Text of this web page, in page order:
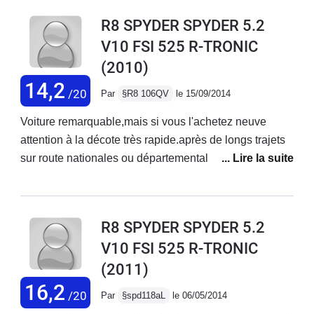
14,2 /20
R8 SPYDER SPYDER 5.2
V10 FSI 525 R-TRONIC
(2010)
Par §R8 106QV le 15/09/2014
Voiture remarquable,mais si vous l'achetez neuve
attention à la décote très rapide.après de longs trajets
sur route nationales ou départementales,attention au
grand bien.!Ce n'est pas une voiture pratique pour tout
immense plaisir de conduite,des accélérations
foudroyantes,le son du V10 Lambo envoûtant,et une
tenue de route difficile à prendre en défaut,(même à
très vive allure).Bonne répartition de la puissance
AV.AR,voiture très saine qui pardonne pas mal
16,2 /20
R8 SPYDER SPYDER 5.2
V10 FSI 525 R-TRONIC
(2011)
Par §spd118aL le 06/05/2014